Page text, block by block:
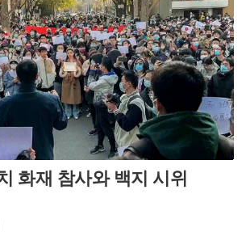
화재 참사와 백지 시위